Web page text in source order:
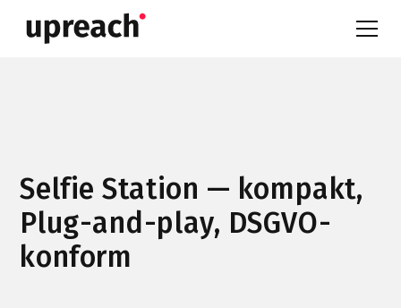
Selfie Station — kompakt,
Plug-and-play, DSGVO-
konform